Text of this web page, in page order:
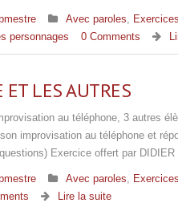
Avec paroles,
personnages 0 Comments
ET LES AUTRES
au téléphone, 3 autres
improvisation au téléphone et
Exercice offert par DIDIER
Avec paroles,
Lire la suite